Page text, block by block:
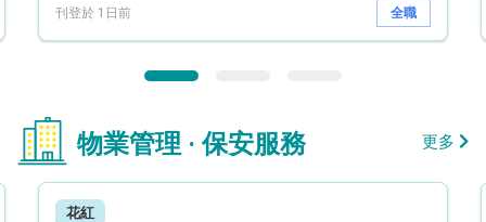
刊登於 1日前 全職
物業管理 · 保安服務 更多
花紅